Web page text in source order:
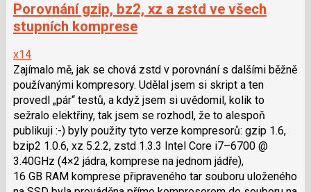
Porovnání gzip, bz2, xz a zstd ve všech
stupních komprese
x14
Zajímalo mě, jak se chová zstd v porovnání s dalšími běžně
používanými kompresory. Udělal jsem si skript a ten
provedl „pár“ testů, a když jsem si uvědomil, kolik to
sežralo elektřiny, tak jsem se rozhodl, že to alespoň
publikuji :-) byly použity tyto verze kompresorů: gzip 1.6,
bzip2 1.0.6, xz 5.2.2, zstd 1.3.3 Intel Core i7–6700 @
3.40GHz (4×2 jádra, komprese na jednom jádře),
16 GB RAM komprese připraveného tar souboru uloženého